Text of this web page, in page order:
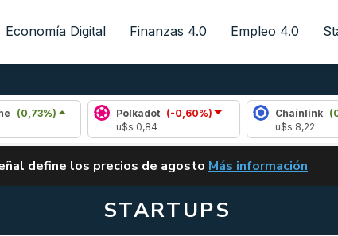
Economía Digital Finanzas 4.0 Empleo 4.0
Polkadot
(-0,60%)
Chainlink
(0,59%)
ALERTA
define los precios de agosto VUELVE EL CARRY
Más información
STARTUPS